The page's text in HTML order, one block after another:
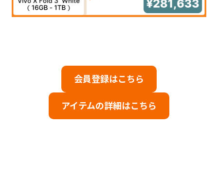
会員登録はこちら
アイテムの詳細はこちら